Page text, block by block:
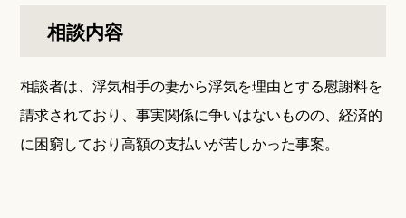
相談内容
相談者は、浮気相手の妻から浮気を理由とする慰謝料を
請求されており、事実関係に争いはないものの、経済的
に困窮しており高額の支払いが苦しかった事案。